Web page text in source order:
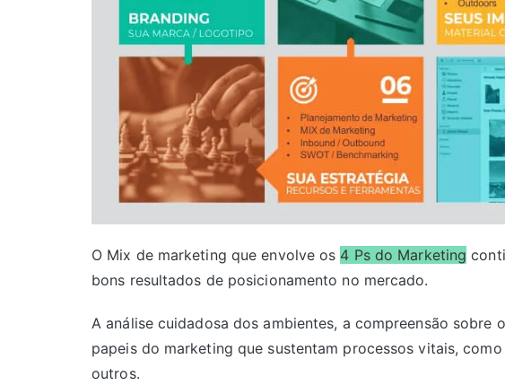
O Mix de marketing que envolve os 4 Ps do Marketing
bons resultados de posicionamento no mercado.
A análise cuidadosa dos ambientes, a compreensão sobre
papeis do marketing que sustentam processos vitais,
outros.